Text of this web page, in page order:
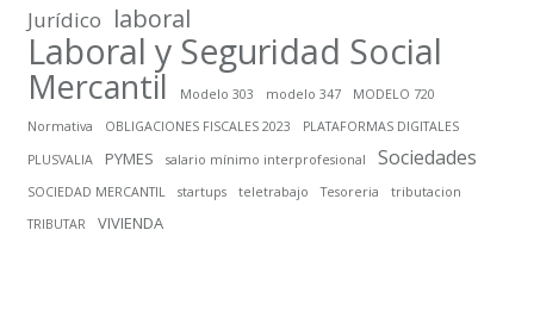
Jurídico laboral
Laboral y Seguridad Social
Mercantil Modelo 303 modelo 347
MODELO 720
Normativa
OBLIGACIONES FISCALES 2023
PLATAFORMAS DIGITALES
PLUSVALIA
PYMES salario mínimo interprofesional Sociedades
SOCIEDAD MERCANTIL startups teletrabajo Tesoreria
tributacion
TRIBUTAR
VIVIENDA